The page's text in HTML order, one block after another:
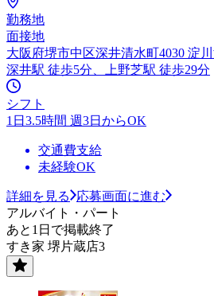
勤務地
面接地
大阪府堺市中区深井清水町4030 淀
深井駅 徒歩5分、上野芝駅 徒歩29分
シフト
1日3.5時間 週3日からOK
交通費支給
未経験OK
詳細を見る
応募画面に進む
アルバイト・パート
あと1日で掲載終了
すき家 堺片蔵店3